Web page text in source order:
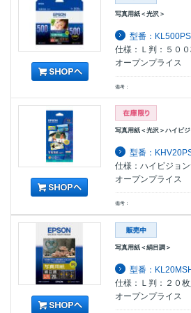
写真用紙＜光沢＞
型番：
仕様：Ｌ判：５００
オープンプライス
備考：
写真用紙＜光沢＞ハイビ
型番：
仕様：ハイビジョ
オープンプライス
備考：
写真用紙＜絹目調＞
型番：
仕様：Ｌ判：２０枚
オープンプライス